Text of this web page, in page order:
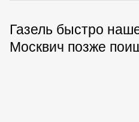
Газель быстро
Москвич позже